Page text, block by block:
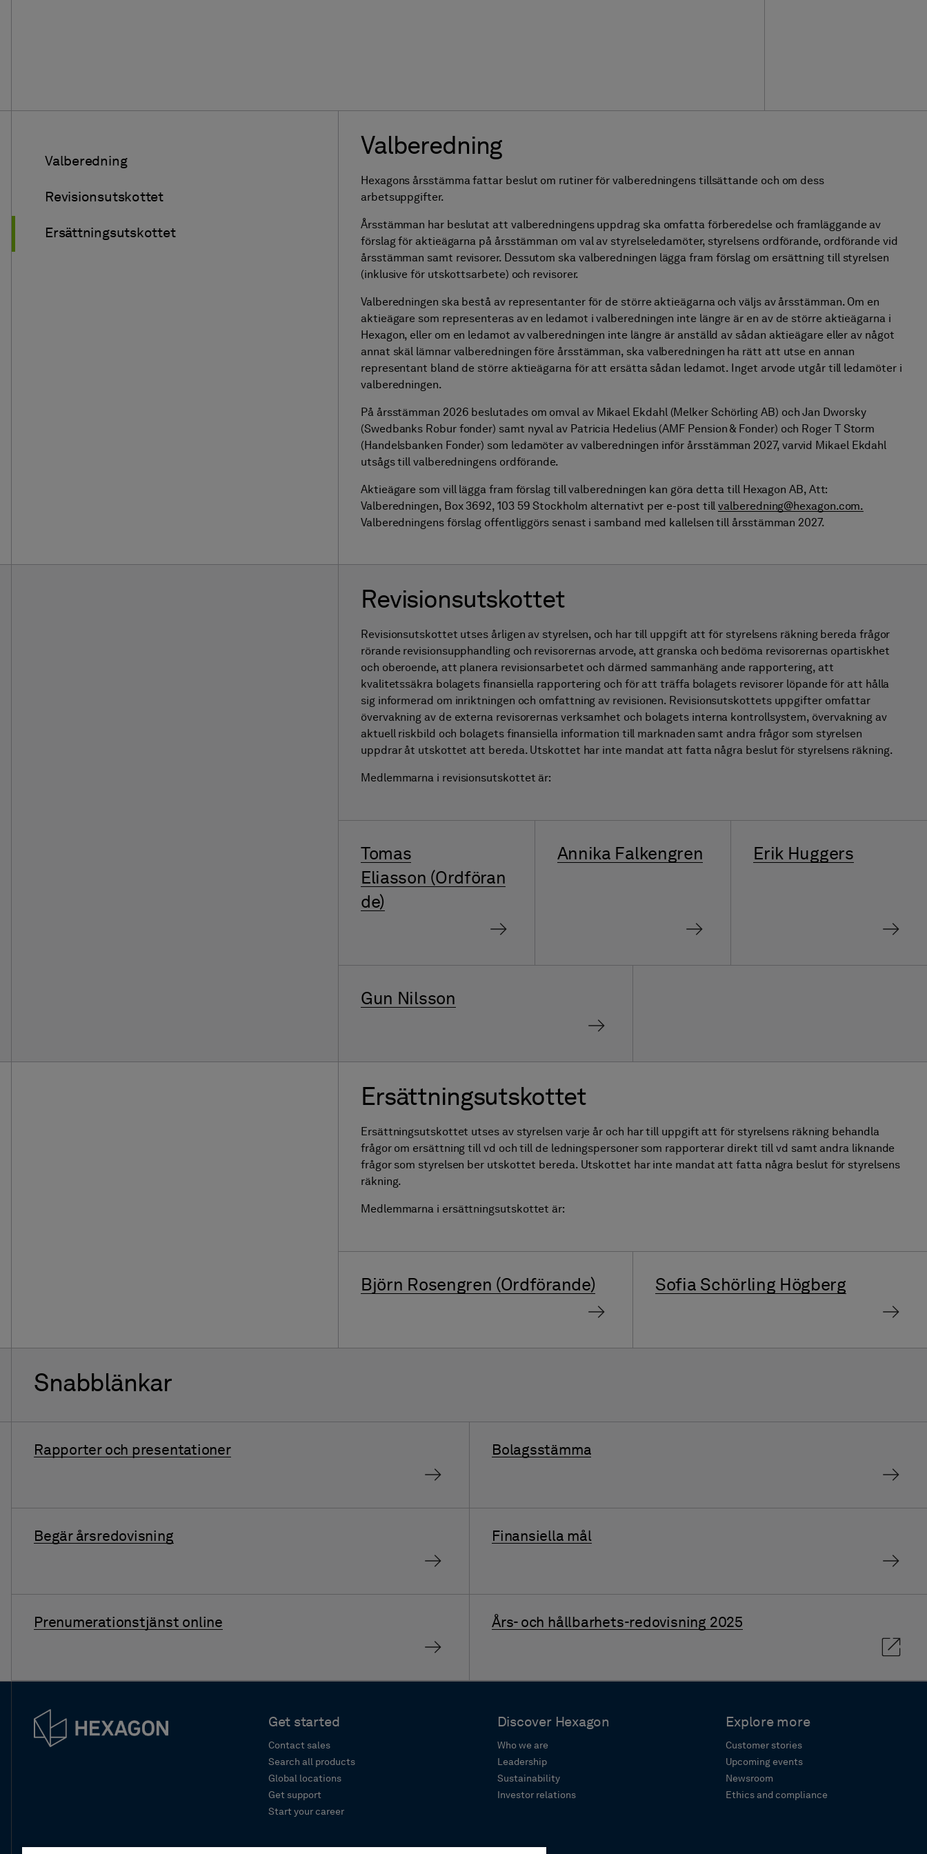
Valberedning
Revisionsutskottet
Ersättningsutskottet
Valberedning
Hexagons årsstämma fattar beslut om rutiner för valberedningens tillsättande och om dess
arbetsuppgifter.
Årsstämman har beslutat att valberedningens uppdrag ska omfatta förberedelse och framläggande av
förslag för aktieägarna på årsstämman om val av styrelseledamöter, styrelsens ordförande, ordförande vid
årsstämman samt revisorer. Dessutom ska valberedningen lägga fram förslag om ersättning till styrelsen
(inklusive för utskottsarbete) och revisorer.
Valberedningen ska bestå av representanter för de större aktieägarna och väljs av årsstämman. Om en
aktieägare som representeras av en ledamot i valberedningen inte längre är en av de större aktieägarna i
Hexagon, eller om en ledamot av valberedningen inte längre är anställd av sådan aktieägare eller av något
annat skäl lämnar valberedningen före årsstämman, ska valberedningen ha rätt att utse en annan
representant bland de större aktieägarna för att ersätta sådan ledamot. Inget arvode utgår till ledamöter i
valberedningen.
På årsstämman 2026 beslutades om omval av Mikael Ekdahl (Melker Schörling AB) och Jan Dworsky
(Swedbanks Robur fonder) samt nyval av Patricia Hedelius (AMF Pension & Fonder) och Roger T Storm
(Handelsbanken Fonder) som ledamöter av valberedningen inför årsstämman 2027, varvid Mikael Ekdahl
utsågs till valberedningens ordförande.
Aktieägare som vill lägga fram förslag till valberedningen kan göra detta till Hexagon AB, Att:
Valberedningen, Box 3692, 103 59 Stockholm alternativt per e-post tillvalberedning@hexagon.com.
Valberedningens förslag offentliggörs senast i samband med kallelsen till årsstämman 2027.
Revisionsutskottet
Revisionsutskottet utses årligen av styrelsen, och har till uppgift att för styrelsens räkning bereda frågor
rörande revisionsupphandling och revisorernas arvode, att gran­ska och bedöma revisorernas opartiskhet
och oberoende, att planera revisionsarbetet och därmed sammanhäng­ ande rapportering, att
kvalitetssäkra bolagets finansiella rapportering och för att träffa bolagets revisorer löpande för att hålla
sig informerad om inriktningen och omfattning av revisionen. Revisionsutskottets uppgifter omfat­tar
övervakning av de externa revisorernas verksamhet och bolagets interna kontrollsystem, övervakning av
aktuell riskbild och bolagets finansiella information till marknaden samt andra frågor som styrelsen
uppdrar åt utskottet att bereda. Utskottet har inte mandat att fatta några beslut för styrelsens räkning.
Medlemmarna i revisionsutskottet är:
Tomas
Eliasson (Ordföran
de)
Annika Falkengren Erik Huggers
Gun Nilsson
Ersättningsutskottet
Ersättningsutskottet utses av styrelsen varje år och har till uppgift att för styrelsens räkning behandla
frågor om ersättning till vd och till de ledningspersoner som rapporterar direkt till vd samt andra liknande
frågor som styrelsen ber utskottet bereda. Utskottet har inte man­dat att fatta några beslut för styrelsens
räkning.
Medlemmarna i ersättningsutskottet är:
Björn Rosengren (Ordförande) Sofia Schörling Högberg
Snabblänkar
Rapporter och presentationer Bolagsstämma
Begär årsredovisning Finansiella mål
Prenumerationstjänst online Års- och hållbarhets-redovisning 2025
Get started
Contact sales
Search all products
Global locations
Get support
Start your career
Discover Hexagon
Who we are
Leadership
Sustainability
Investor relations
Explore more
Customer stories
Upcoming events
Newsroom
Ethics and compliance